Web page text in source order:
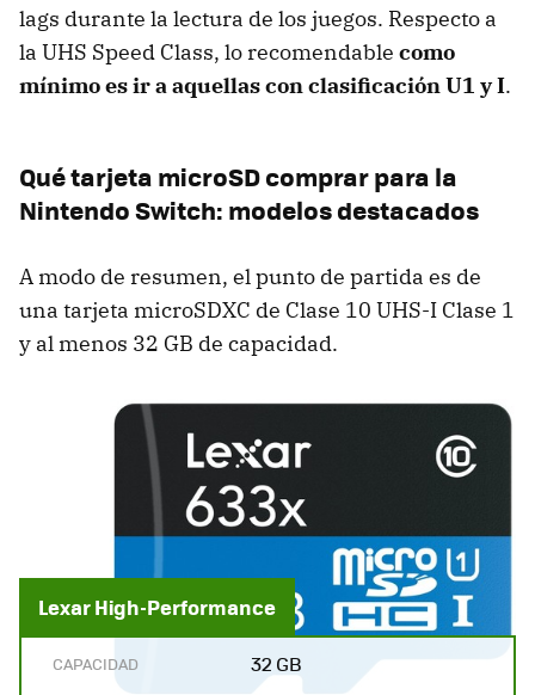
lags durante la lectura de los juegos. Respecto a
la UHS Speed Class, lo recomendable como
mínimo es ir a aquellas con clasificación U1 y I.
Qué tarjeta microSD comprar para la
Nintendo Switch: modelos destacados
A modo de resumen, el punto de partida es de
una tarjeta microSDXC de Clase 10 UHS-I Clase 1
y al menos 32 GB de capacidad.
Lexar High-Performance
CAPACIDAD 32 GB